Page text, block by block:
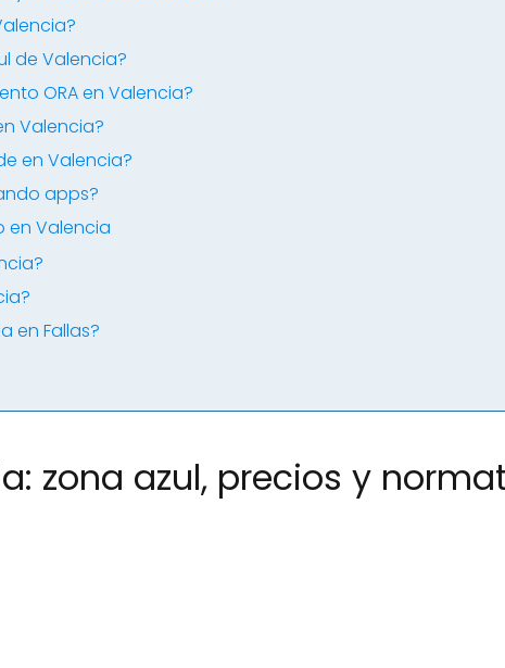
de Valencia?
ORA en Valencia?
Valencia?
en Valencia?
apps?
en Valencia
en Fallas?
zona azul, precios y